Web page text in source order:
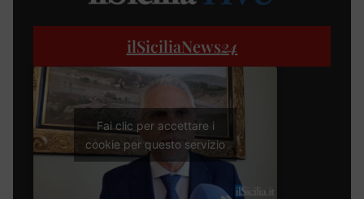
ilSiciliaNews24
Fai clic per accettare i
cookie per questo servizio